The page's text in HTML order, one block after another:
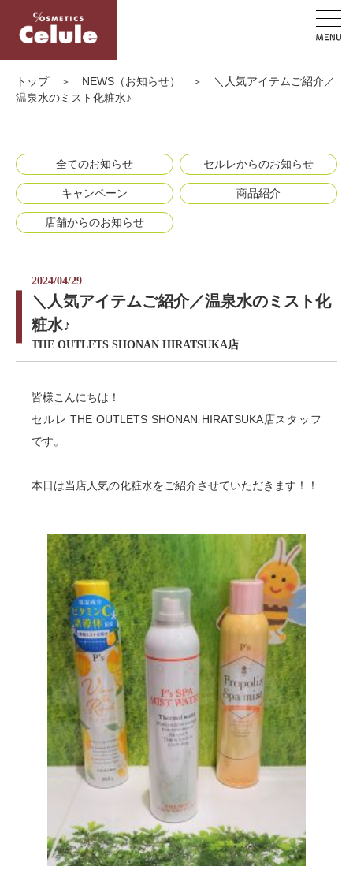
トップ＞ NEWS（お知らせ） ＞
＼人気アイテムご紹介／
温泉水のミスト化粧水♪
全てのお知らせ セルレからのお知らせ
キャンペーン 商品紹介
店舗からのお知らせ
2024/04/29
＼人気アイテムご紹介／温泉水のミスト化
粧水♪
THE OUTLETS SHONAN HIRATSUKA店
皆様こんにちは！
セルレ THE OUTLETS SHONAN HIRATSUKA店スタッフ
です。
本日は当店人気の化粧水をご紹介させていただきます！！